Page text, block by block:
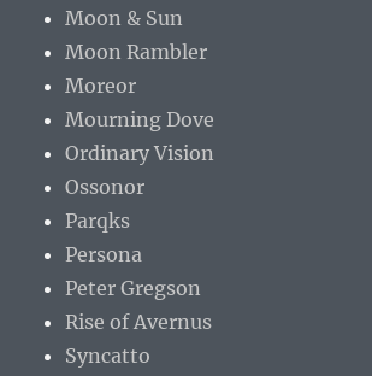
Moon & Sun
Moon Rambler
Moreor
Mourning Dove
Ordinary Vision
Ossonor
Parqks
Persona
Peter Gregson
Rise of Avernus
Syncatto